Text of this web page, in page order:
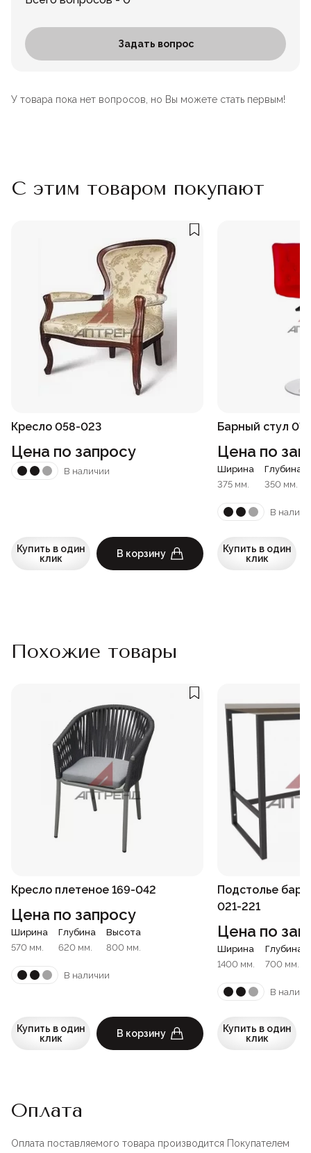
Задать вопрос
У товара пока нет вопросов, но Вы можете стать первым!
С этим товаром покупают
Кресло 058-023
Цена по запросу
В наличии
Купить в один
клик
В корзину
Барный стул
Цена по
Ширина
375 мм.
Глубина
350 мм.
В
Купить в один
клик
Похожие товары
Кресло плетеное 169-042
Цена по запросу
Ширина
570 мм.
Глубина
620 мм.
Высота
800 мм.
В наличии
Купить в один
клик
В корзину
Подстолье
021-221
Цена по
Ширина
1400 мм.
Глубина
700 мм.
В
Купить в один
клик
Оплата
Оплата поставляемого товара производится Покупателем